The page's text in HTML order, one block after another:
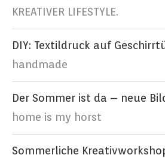
KREATIVER LIFESTYLE.
DIY: Textildruck auf
handmade
Der Sommer ist da – neue
home is my horst
Sommerliche